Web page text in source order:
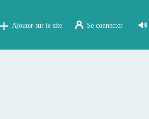
Ajouter sur le site Se connecter